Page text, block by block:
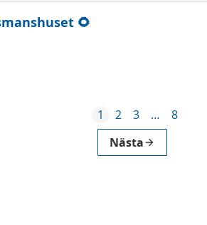
🌻
1 2 3 …
8
Nästa